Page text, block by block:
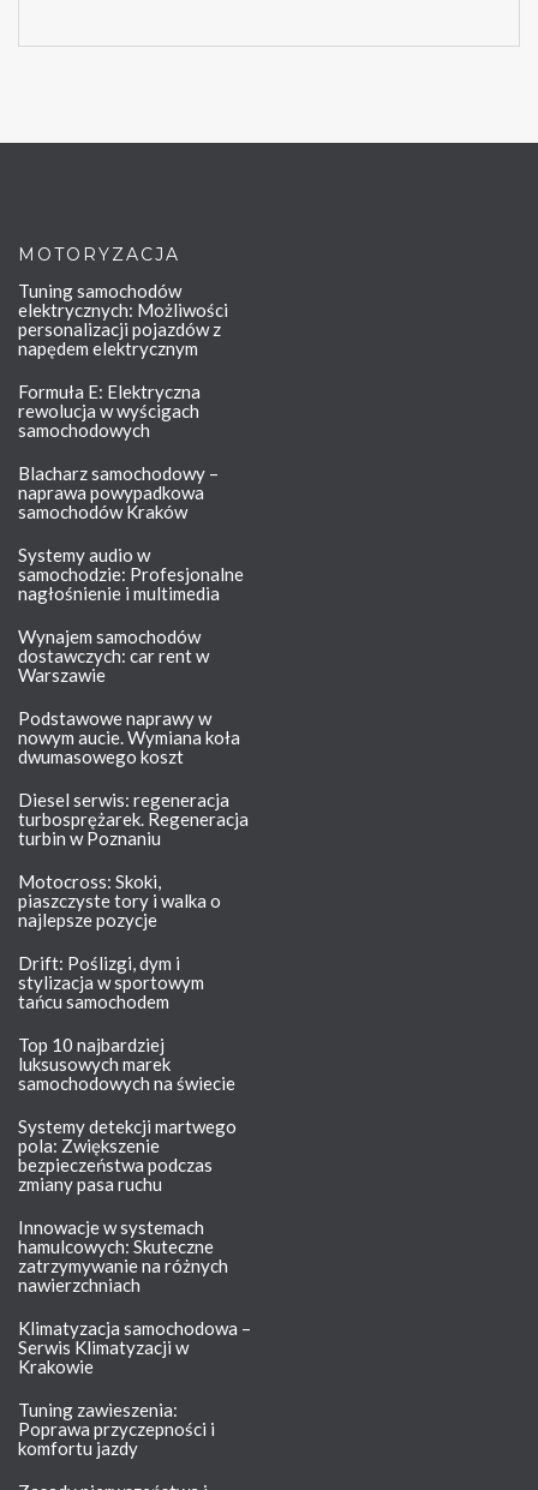
MOTORYZACJA
Tuning samochodów
elektrycznych: Możliwości
personalizacji pojazdów z
napędem elektrycznym
Formuła E: Elektryczna
rewolucja w wyścigach
samochodowych
Blacharz samochodowy –
naprawa powypadkowa
samochodów Kraków
Systemy audio w
samochodzie: Profesjonalne
nagłośnienie i multimedia
Wynajem samochodów
dostawczych: car rent w
Warszawie
Podstawowe naprawy w
nowym aucie. Wymiana koła
dwumasowego koszt
Diesel serwis: regeneracja
turbosprężarek. Regeneracja
turbin w Poznaniu
Motocross: Skoki,
piaszczyste tory i walka o
najlepsze pozycje
Drift: Poślizgi, dym i
stylizacja w sportowym
tańcu samochodem
Top 10 najbardziej
luksusowych marek
samochodowych na świecie
Systemy detekcji martwego
pola: Zwiększenie
bezpieczeństwa podczas
zmiany pasa ruchu
Innowacje w systemach
hamulcowych: Skuteczne
zatrzymywanie na różnych
nawierzchniach
Klimatyzacja samochodowa –
Serwis Klimatyzacji w
Krakowie
Tuning zawieszenia:
Poprawa przyczepności i
komfortu jazdy